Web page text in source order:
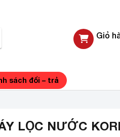
Giỏ
sách đổi – trả
LỌC NƯỚC